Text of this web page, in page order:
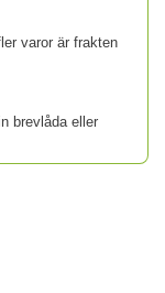
varor är frakten
brevlåda eller